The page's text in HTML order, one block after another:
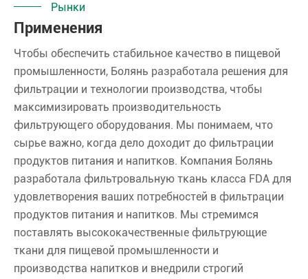
Рынки
Применения
Чтобы обеспечить стабильное качество в пищевой
промышленности, Болянь разработала решения для
фильтрации и технологии производства, чтобы
максимизировать производительность
фильтрующего оборудования. Мы понимаем, что
сырье важно, когда дело доходит до фильтрации
продуктов питания и напитков. Компания Болянь
разработала фильтровальную ткань класса FDA для
удовлетворения ваших потребностей в фильтрации
продуктов питания и напитков. Мы стремимся
поставлять высококачественные фильтрующие
ткани для пищевой промышленности и
производства напитков и внедрили строгий